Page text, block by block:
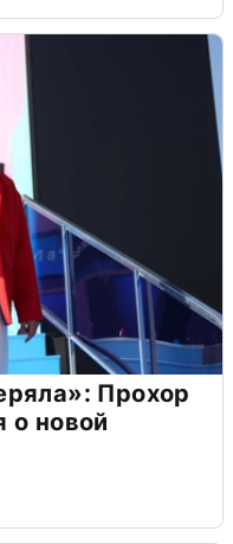
Прохор
о новой